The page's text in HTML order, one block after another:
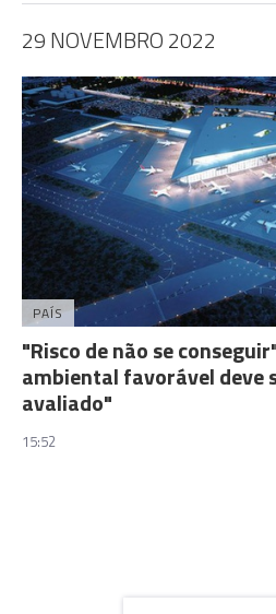
29 NOVEMBRO 2022
PAÍS
"Risco de não se
ambiental favorável deve
avaliado"
15:52